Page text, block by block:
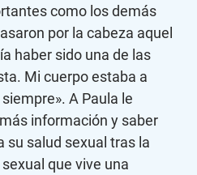
como los demás
por la cabeza aquel
haber sido una de las
Mi cuerpo estaba a
A Paula le
información y saber
su salud sexual tras la
que vive una